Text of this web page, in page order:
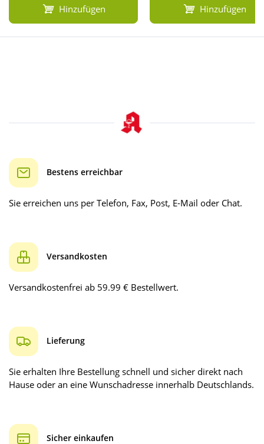
Hinzufügen Hinzufügen
Bestens erreichbar
Sie erreichen uns per Telefon, Fax, Post, E-Mail oder Chat.
Versandkosten
Versandkostenfrei ab 59.99 € Bestellwert.
Lieferung
Sie erhalten Ihre Bestellung schnell und sicher direkt nach
Hause oder an eine Wunschadresse innerhalb Deutschlands.
Sicher einkaufen